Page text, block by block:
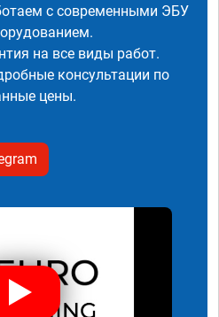
с современными ЭБУ
на все виды работ.
консультации по
цены.